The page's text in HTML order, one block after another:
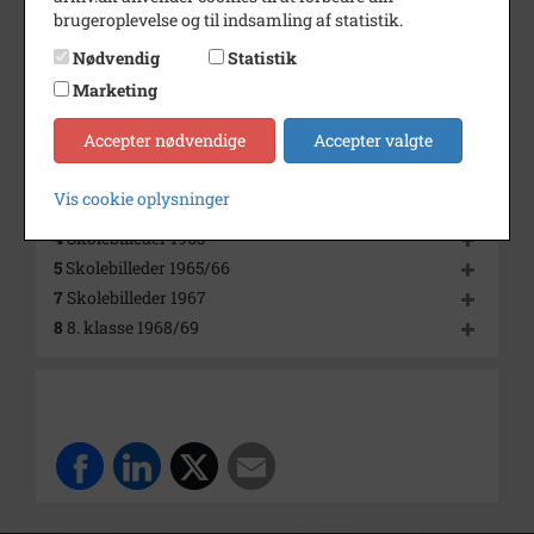
Se på kort
Arkiv
Vejrup Sognearkiv
Kontakt arkivet
Yderligere indhold
1-3Skolebilleder 1960
4Skolebilleder 1963
5 Skolebilleder 1965/66
7 Skolebilleder 1967
8 8. klasse 1968/69
brugeroplevelse og til indsamling af statistik.
Nødvendig
Statistik
Marketing
Accepter nødvendige Accepter valgte
Vis cookie oplysninger